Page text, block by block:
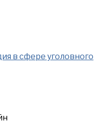
в сфере уголовного